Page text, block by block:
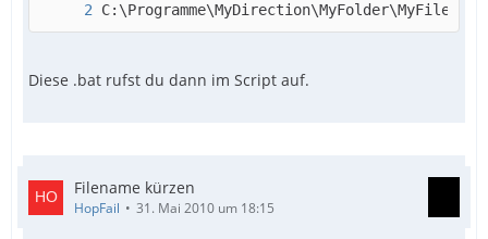
C:\Programme\MyDirection\MyFolder\MyFile.exe
Diese .bat rufst du dann im Script auf.
Filename kürzen
HopFail 31. Mai 2010 um 18:15